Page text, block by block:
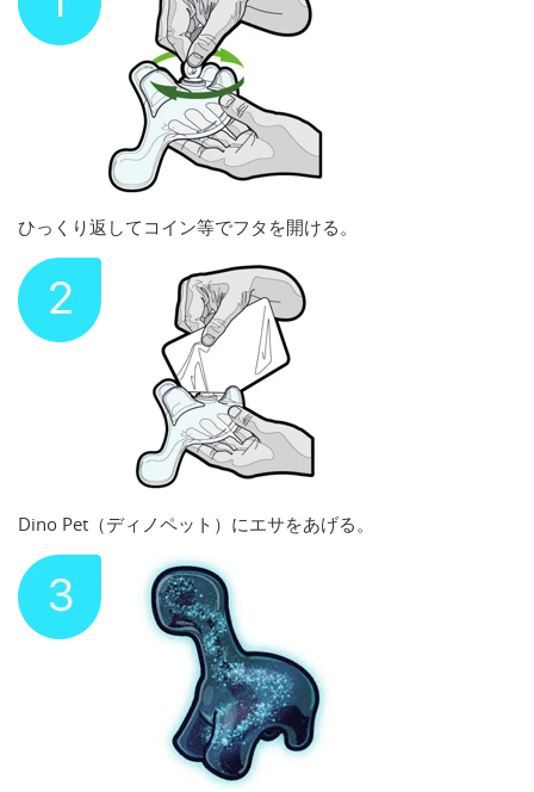
ひっくり返してコイン等でフタを開ける。
Dino Pet（ディノペット）にエサをあげる。